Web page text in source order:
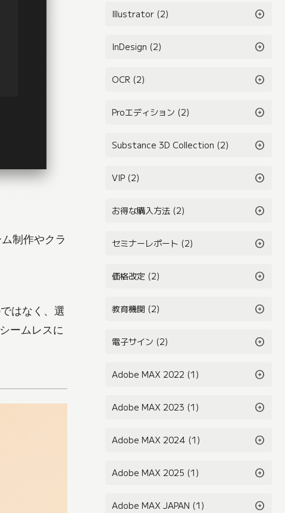
制作やクラ
はなく、選
ームレスに
Illustrator (2) arrow_circle_right
InDesign (2) arrow_circle_right
OCR (2) arrow_circle_right
Proエディション (2) arrow_circle_right
Substance 3D Collection (2) arrow_circle_right
VIP (2) arrow_circle_right
お得な購入方法 (2) arrow_circle_right
セミナーレポート (2) arrow_circle_right
価格改定 (2) arrow_circle_right
教育機関 (2) arrow_circle_right
電子サイン (2) arrow_circle_right
Adobe MAX 2022 (1) arrow_circle_right
Adobe MAX 2023 (1) arrow_circle_right
Adobe MAX 2024 (1) arrow_circle_right
Adobe MAX 2025 (1) arrow_circle_right
Adobe MAX JAPAN (1) arrow_circle_right